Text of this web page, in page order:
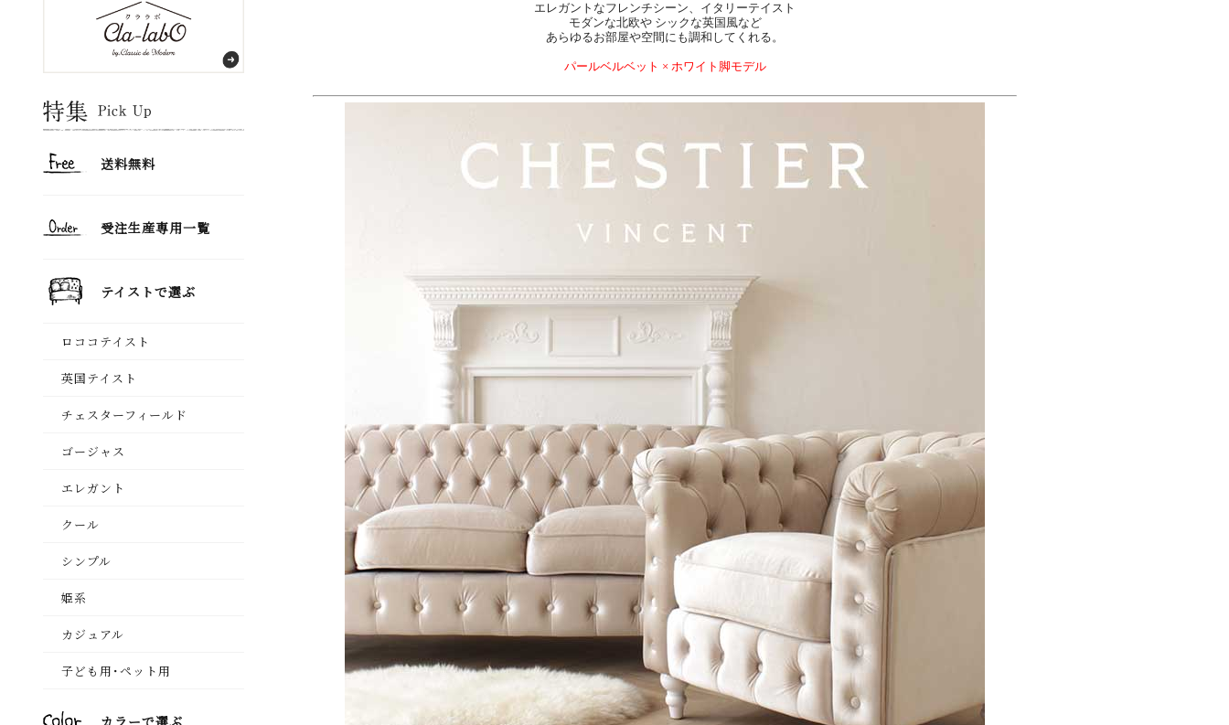
エレガントなフレンチシーン、イタリーテイスト
モダンな北欧や シックな英国風など
あらゆるお部屋や空間にも調和してくれる。
パールベルベット × ホワイト脚モデル